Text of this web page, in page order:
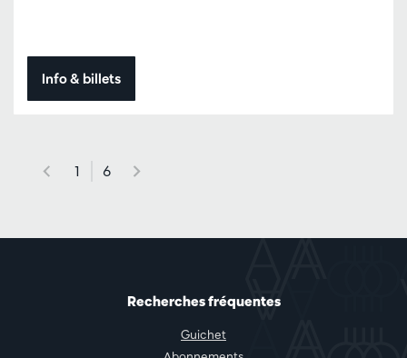
Info & billets
1 6
Recherches fréquentes
Guichet